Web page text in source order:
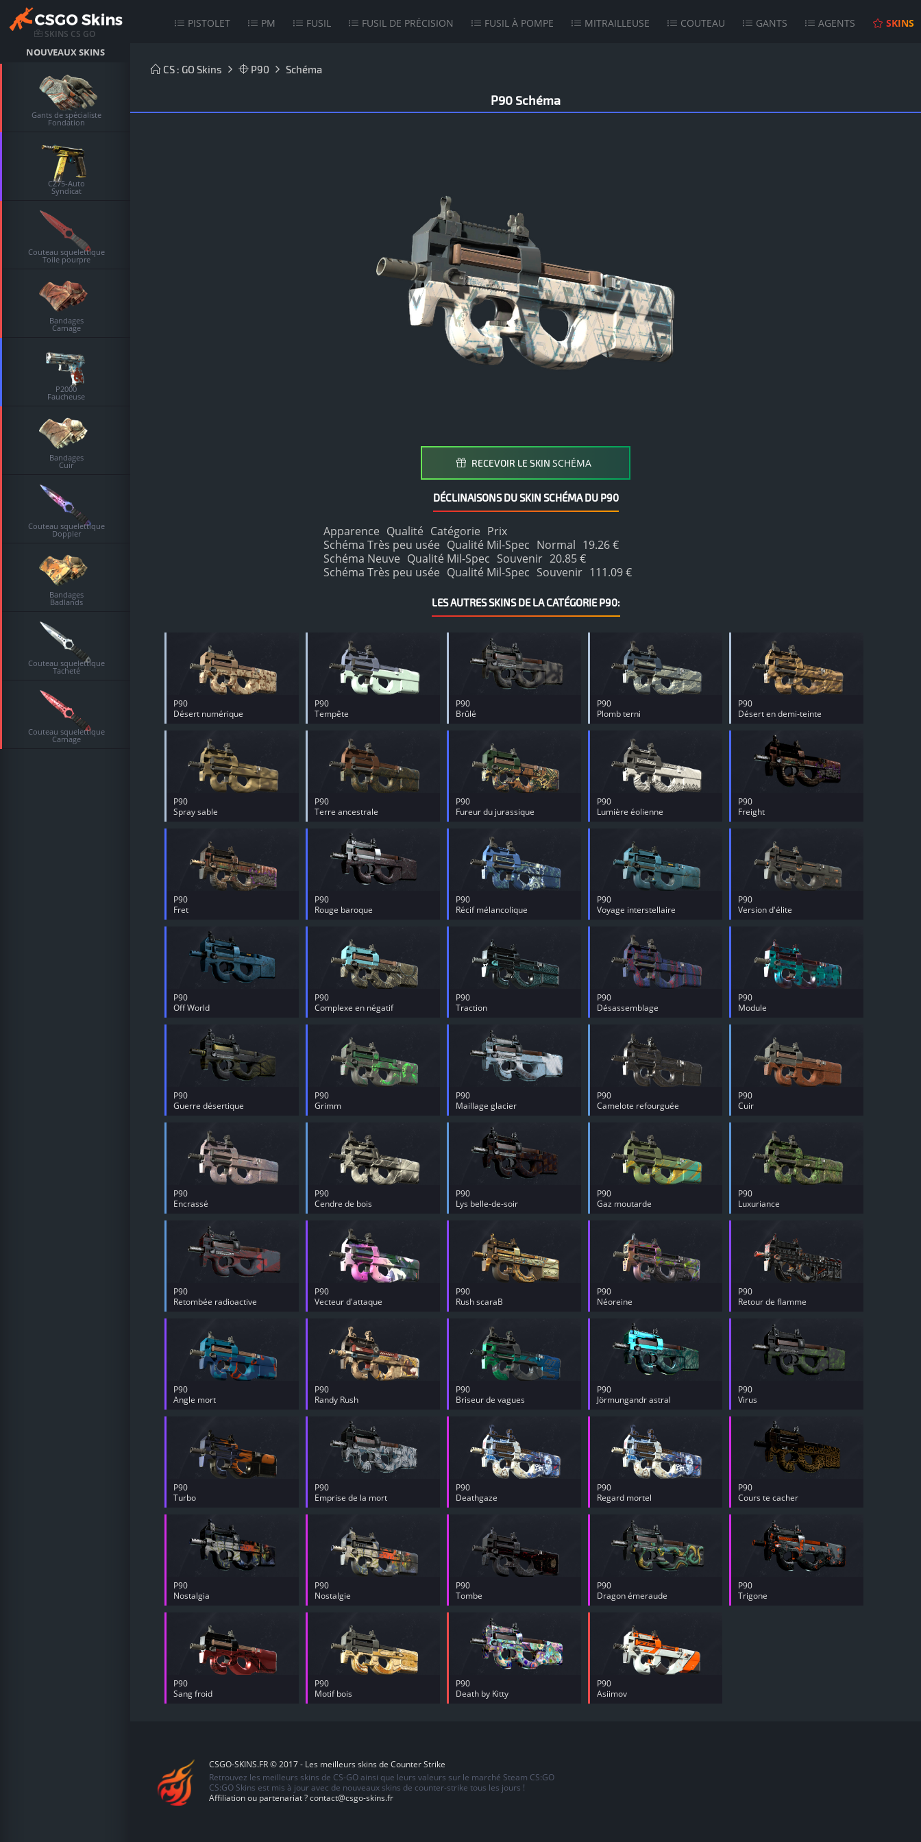
SKINS CS GO
NOUVEAUX SKINS
Gants de spécialiste
Fondation
CZ75-Auto
Syndicat
Couteau squelettique
Toile pourpre
Bandages
Carnage
P2000
Faucheuse
Bandages
Cuir
Couteau squelettique
Doppler
Bandages
Badlands
Couteau squelettique
Tacheté
Couteau squelettique
Carnage
PISTOLET PM FUSIL FUSIL DE PRÉCISION FUSIL À POMPE MITRAILLEUSE COUTEAU GANTS AGENTS SKINS
CS : GO Skins P90 Schéma
P90 Schéma
RECEVOIR LE SKIN SCHÉMA
DÉCLINAISONS DU SKIN SCHÉMA DU P90
Apparence Qualité Catégorie Prix
Schéma Très peu usée Qualité Mil-Spec Normal 19.26 €
Schéma Neuve Qualité Mil-Spec Souvenir 20.85 €
Schéma Très peu usée Qualité Mil-Spec Souvenir 111.09 €
LES AUTRES SKINS DE LA CATÉGORIE P90:
P90
Désert numérique
P90
Tempête
P90
Brûlé
P90
Plomb terni
P90
Désert en demi-teinte
P90
Spray sable
P90
Terre ancestrale
P90
Fureur du jurassique
P90
Lumière éolienne
P90
Freight
P90
Fret
P90
Rouge baroque
P90
Récif mélancolique
P90
Voyage interstellaire
P90
Version d'élite
P90
Off World
P90
Complexe en négatif
P90
Traction
P90
Désassemblage
P90
Module
P90
Guerre désertique
P90
Grimm
P90
Maillage glacier
P90
Camelote refourguée
P90
Cuir
P90
Encrassé
P90
Cendre de bois
P90
Lys belle-de-soir
P90
Gaz moutarde
P90
Luxuriance
P90
Retombée radioactive
P90
Vecteur d'attaque
P90
Rush scaraB
P90
Néoreine
P90
Retour de flamme
P90
Angle mort
P90
Randy Rush
P90
Briseur de vagues
P90
Jörmungandr astral
P90
Virus
P90
Turbo
P90
Emprise de la mort
P90
Deathgaze
P90
Regard mortel
P90
Cours te cacher
P90
Nostalgia
P90
Nostalgie
P90
Tombe
P90
Dragon émeraude
P90
Trigone
P90
Sang froid
P90
Motif bois
P90
Death by Kitty
P90
Asiimov
CSGO-SKINS.FR © 2017 - Les meilleurs skins de Counter Strike
Retrouvez les meilleurs skins de CS-GO ainsi que leurs valeurs sur le marché Steam CS:GO
CS:GO Skins est mis à jour avec de nouveaux skins de counter-strike tous les jours !
Affiliation ou partenariat ?contact@csgo-skins.fr